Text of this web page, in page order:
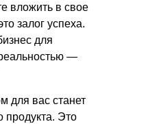
вложить в свое
залог успеха.
для
—
для вас станет
продукта. Это